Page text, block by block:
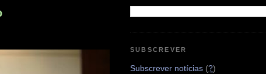
SUBSCREVER
Subscrever notícias (?)